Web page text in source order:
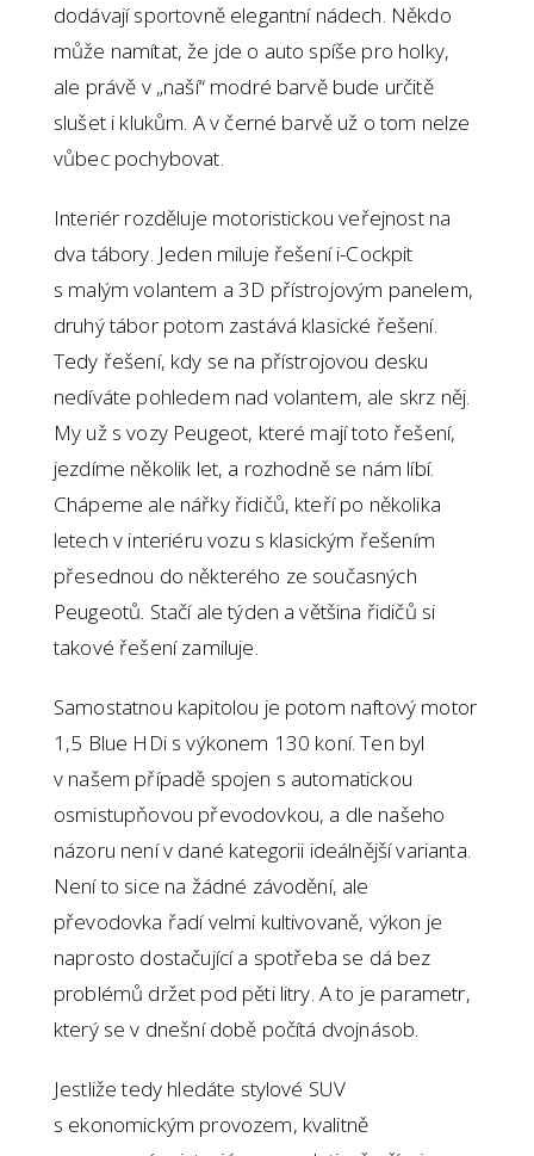
dodávají sportovně elegantní nádech. Někdo
může namítat, že jde o auto spíše pro holky,
ale právě v „naší“ modré barvě bude určitě
slušet i klukům. A v černé barvě už o tom nelze
vůbec pochybovat.
Interiér rozděluje motoristickou veřejnost na
dva tábory. Jeden miluje řešení i-Cockpit
s malým volantem a 3D přístrojovým panelem,
druhý tábor potom zastává klasické řešení.
Tedy řešení, kdy se na přístrojovou desku
nedíváte pohledem nad volantem, ale skrz něj.
My už s vozy Peugeot, které mají toto řešení,
jezdíme několik let, a rozhodně se nám líbí.
Chápeme ale nářky řidičů, kteří po několika
letech v interiéru vozu s klasickým řešením
přesednou do některého ze současných
Peugeotů. Stačí ale týden a většina řidičů si
takové řešení zamiluje.
Samostatnou kapitolou je potom naftový motor
1,5 Blue HDi s výkonem 130 koní. Ten byl
v našem případě spojen s automatickou
osmistupňovou převodovkou, a dle našeho
názoru není v dané kategorii ideálnější varianta.
Není to sice na žádné závodění, ale
převodovka řadí velmi kultivovaně, výkon je
naprosto dostačující a spotřeba se dá bez
problémů držet pod pěti litry. A to je parametr,
který se v dnešní době počítá dvojnásob.
Jestliže tedy hledáte stylové SUV
s ekonomickým provozem, kvalitně